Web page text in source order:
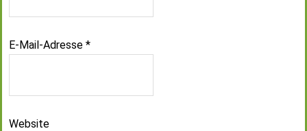
E-Mail-Adresse *
Website